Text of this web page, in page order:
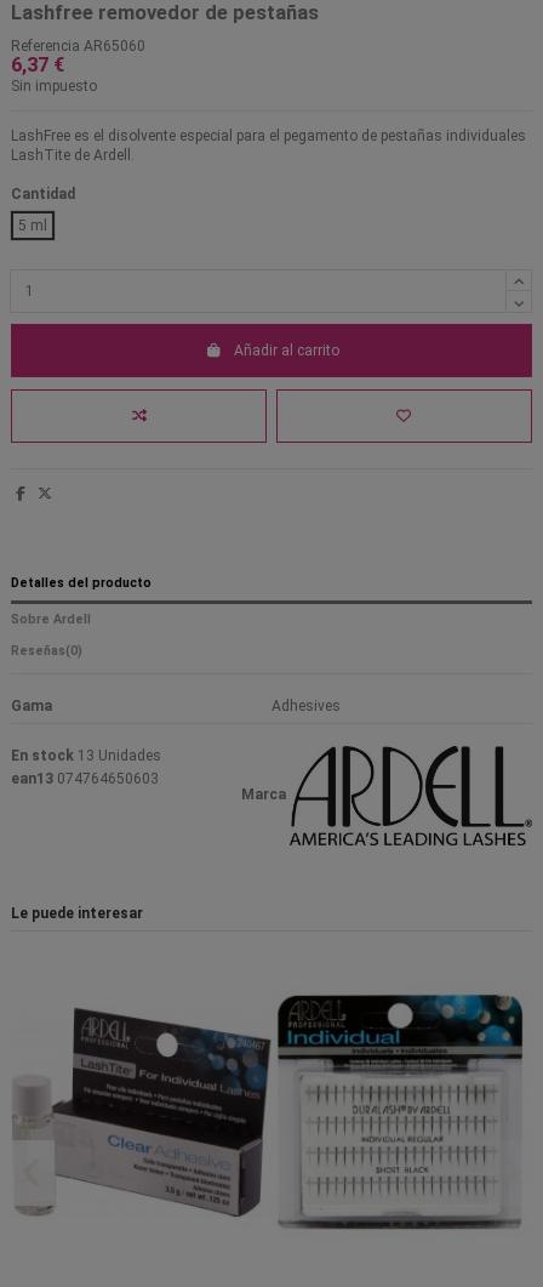
Lashfree removedor de pestañas
Referencia AR65060
6,37 €
Sin impuesto
LashFree es el disolvente especial para el pegamento de pestañas individuales
LashTite de Ardell.
Cantidad
5 ml
Añadir al carrito
Detalles del producto
Sobre Ardell
Reseñas(0)
Gama Adhesives
Marca
En stock 13 Unidades
ean13 074764650603
Le puede interesar